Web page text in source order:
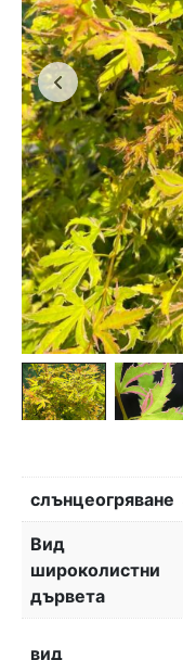
слънцеогряване
Вид
широколистни
дървета
вид